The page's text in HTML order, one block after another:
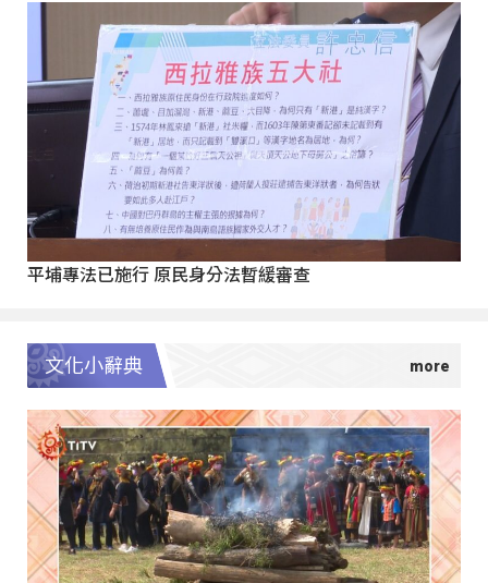
平埔專法已施行 原民身分法暫緩審查
文化小辭典